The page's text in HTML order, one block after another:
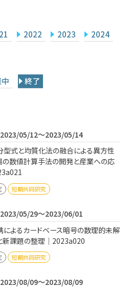
委員専用
アクセス・お問合せ
2022 2023 2024
終了
2023/05/12～2023/05/14
型式と均質化法の融合による異方性
の数値計算手法の開発と産業への応
短期共同研究
2023/05/29～2023/06/01
によるカードベース暗号の数理的未解
新課題の整理｜2023a020
短期共同研究
2023/08/09～2023/08/09